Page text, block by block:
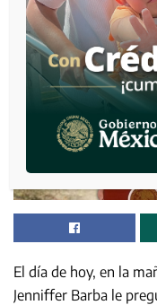
El día de hoy, en la
Jenniffer Barba le